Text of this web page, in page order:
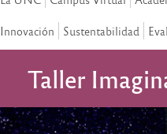
Innovación Sustentabilidad
Taller